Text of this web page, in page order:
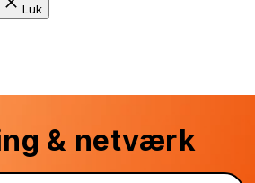
Luk
& netværk